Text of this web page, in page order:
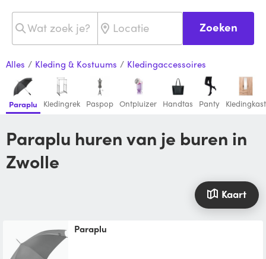
Zoeken
Alles / Kleding & Kostuums / Kledingaccessoires
Paraplu Kledingrek Paspop Ontpluizer Handtas Panty Kledingkast
Paraplu huren van je buren in
Zwolle
Kaart
Paraplu